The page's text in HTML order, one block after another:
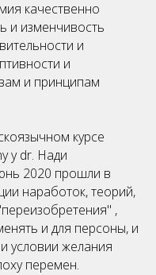
качественно
и изменчивость
и
и
и принципам
курсе
у dr. Нади
2020 прошли в
наработок, теорий,
,
и для персоны, и
условии желания
перемен.